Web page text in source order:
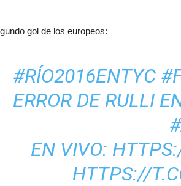
gol de los europeos:
#RÍO2016ENTYC
ERROR DE RULLI
EN VIVO:
HTTPS://